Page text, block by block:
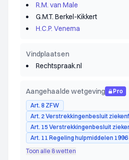
R.M. van Male
G.M.T. Berkel-Kikkert
H.C.P. Venema
Vindplaatsen
Rechtspraak.nl
Aangehaalde wetgeving
Pro
Art. 8 ZFW
Art. 2 Verstrekkingenbesluit
Art. 15 Verstrekkingenbesluit
Art. 11 Regeling hulpmiddelen 1996
Toon alle 8 wetten